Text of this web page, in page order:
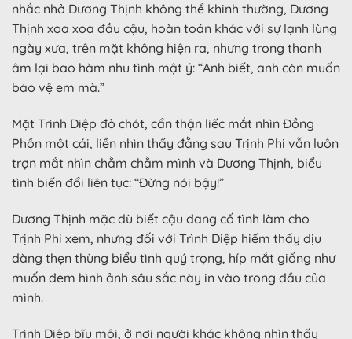
nhắc nhở Dương Thịnh không thể khinh thường, Dương
Thịnh xoa xoa đầu cậu, hoàn toán khác với sự lạnh lùng
ngày xưa, trên mặt không hiện ra, nhưng trong thanh
âm lại bao hàm nhu tình mật ý: “Anh biết, anh còn muốn
bảo vệ em mà.”
Mặt Trình Diệp đỏ chót, cẩn thận liếc mắt nhìn Đồng
Phồn một cái, liền nhìn thấy đằng sau Trịnh Phi vẫn luôn
trợn mắt nhìn chằm chằm mình và Dương Thịnh, biểu
tình biến đổi liên tục: “Đừng nói bậy!”
Dương Thịnh mặc dù biết cậu đang cố tình làm cho
Trịnh Phi xem, nhưng đối với Trình Diệp hiếm thấy dịu
dàng thẹn thùng biểu tình quý trọng, híp mắt giống như
muốn đem hình ảnh sâu sắc này in vào trong đầu của
mình.
Trình Diệp bĩu môi, ở nơi người khác không nhìn thấy